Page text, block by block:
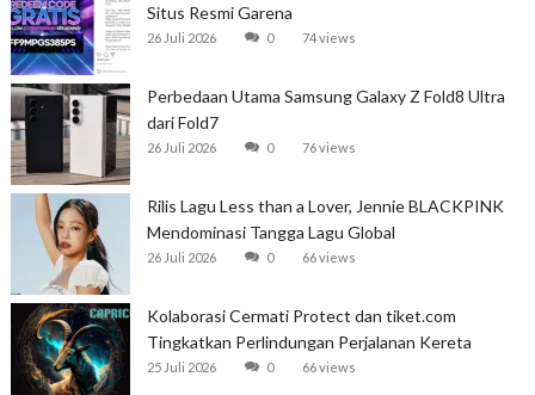
Situs Resmi Garena
26 Juli 2026 0 74 views
Perbedaan Utama Samsung Galaxy Z Fold8 Ultra
dari Fold7
26 Juli 2026 0 76 views
Rilis Lagu Less than a Lover, Jennie BLACKPINK
Mendominasi Tangga Lagu Global
26 Juli 2026 0 66 views
Kolaborasi Cermati Protect dan tiket.com
Tingkatkan Perlindungan Perjalanan Kereta
25 Juli 2026 0 66 views